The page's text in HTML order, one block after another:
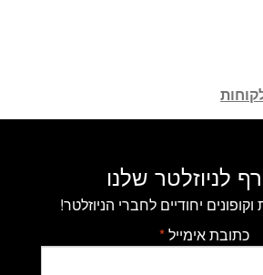
לניוזלטר שלנו
יחודיים לחברי הניוזלטר!
כתובת אימייל*